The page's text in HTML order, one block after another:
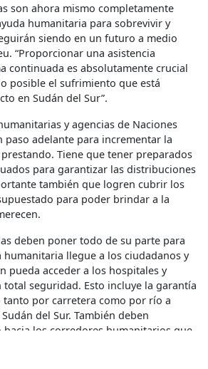
son ahora mismo completamente
humanitaria para sobrevivir y
siendo en un futuro a medio
“Proporcionar una asistencia
continuada es absolutamente crucial
posible el sufrimiento que está
en Sudán del Sur”.
y agencias de Naciones
paso adelante para incrementar la
Tiene que tener preparados
para garantizar las distribuciones
también que logren cubrir los
para poder brindar a la
deben poner todo de su parte para
llegue a los ciudadanos y
pueda acceder a los hospitales y
seguridad. Esto incluye la garantía
tanto por carretera como por río a
del Sur. También deben
hacia los corredores humanitarios que